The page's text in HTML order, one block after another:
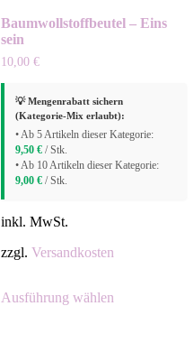
können
werden
Baumwollstoffbeutel – Eins
sein
10,00 €
💡 Mengenrabatt sichern
(Kategorie-Mix erlaubt):
• Ab 5 Artikeln dieser Kategorie:
9,50 €/ Stk.
• Ab 10 Artikeln dieser Kategorie:
9,00 €/ Stk.
inkl. MwSt.
zzgl. Versandkosten
Ausführung wählenProdukt